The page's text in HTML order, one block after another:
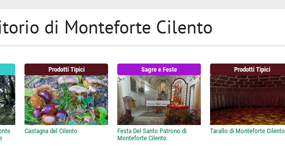
di Monteforte Cilento
Prodotti Tipici
Castagna del Cilento
Sagre e Feste
Festa Del Santo Patrono di
Monteforte Cilento
Prodotti Tipici
Tarallo di Monteforte Cilento